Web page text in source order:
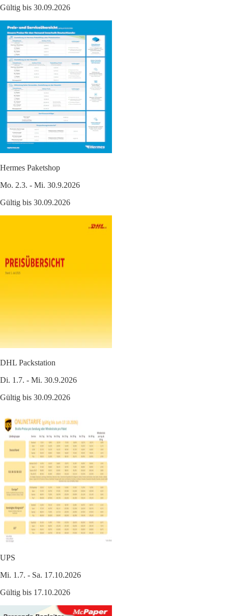
Gültig bis 30.09.2026
Hermes Paketshop
Mo. 2.3. - Mi. 30.9.2026
Gültig bis 30.09.2026
DHL Packstation
Di. 1.7. - Mi. 30.9.2026
Gültig bis 30.09.2026
UPS
Mi. 1.7. - Sa. 17.10.2026
Gültig bis 17.10.2026